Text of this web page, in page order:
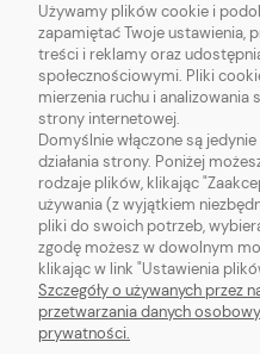
O NAS
OBSŁUGA KLIENTA
INFORMACJE
MOJE KONTO
RZĘSY DLA CIEBIE
Używamy plików cookie i
zapamiętać Twoje ustawienia,
treści i reklamy oraz
społecznościowymi. Pliki
mierzenia ruchu i
strony internetowej.
Domyślnie włączone są
działania strony. Poniżej
rodzaje plików, klikając
używania (z wyjątkiem
pliki do swoich potrzeb,
zgodę możesz w dowolnym
klikając w link "Ustawienia
Szczegóły o używanych przez
przetwarzania danych
prywatności.